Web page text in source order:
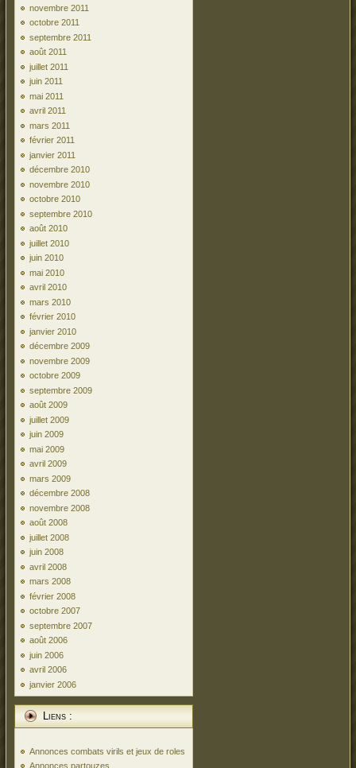
novembre 2011
octobre 2011
septembre 2011
août 2011
juillet 2011
juin 2011
mai 2011
avril 2011
mars 2011
février 2011
janvier 2011
décembre 2010
novembre 2010
octobre 2010
septembre 2010
août 2010
juillet 2010
juin 2010
mai 2010
avril 2010
mars 2010
février 2010
janvier 2010
décembre 2009
novembre 2009
octobre 2009
septembre 2009
août 2009
juillet 2009
juin 2009
mai 2009
avril 2009
mars 2009
décembre 2008
novembre 2008
août 2008
juillet 2008
juin 2008
avril 2008
mars 2008
février 2008
octobre 2007
septembre 2007
août 2006
juin 2006
avril 2006
janvier 2006
Liens :
Annonces combats virils et jeux de roles
Annonces partouzes